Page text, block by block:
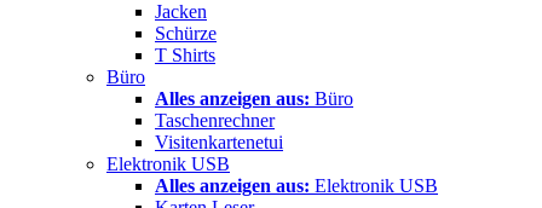
Jacken
Schürze
T Shirts
Büro
Alles anzeigen aus: Büro
Taschenrechner
Visitenkartenetui
Elektronik USB
Alles anzeigen aus: Elektronik USB